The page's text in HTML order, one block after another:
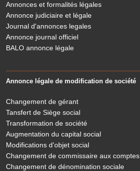
Annonces et formalités légales
Annonce judiciaire et légale
Journal d'annonces legales
Annonce journal officiel
BALO annonce légale
Annonce légale de modification de société
Changement de gérant
Tansfert de Siège social
Transformation de société
Augmentation du capital social
Modifications d'objet social
Changement de commissaire aux comptes
Changement de dénomination sociale